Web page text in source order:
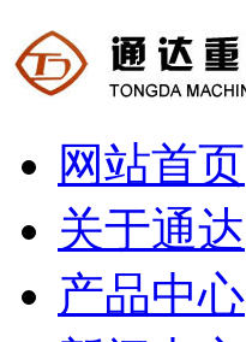
网站首页
关于通达
产品中心